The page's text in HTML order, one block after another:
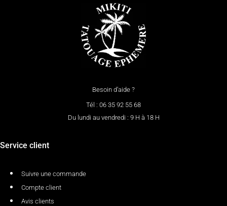
Besoin d’aide ?
Tél : 06 35 92 55 68
Du lundi au vendredi : 9 H à 18 H
Service client
Suivre une commande
Compte client
Avis clients